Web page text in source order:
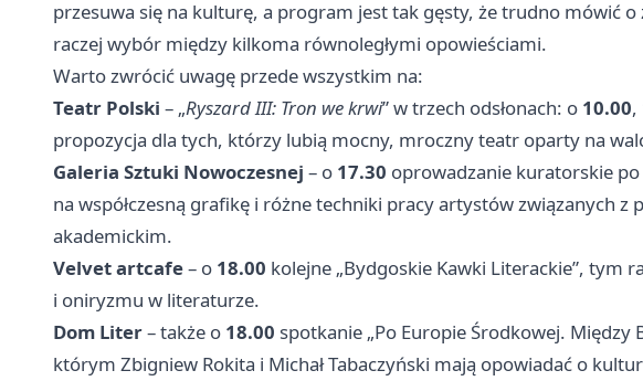
przesuwa się na kulturę, a program jest tak gęsty, że trudno mówić o
raczej wybór między kilkoma równoległymi opowieściami.
Warto zwrócić uwagę przede wszystkim na:
Teatr Polski – „Ryszard III: Tron we krwi” w trzech odsłonach: o 10.00,
propozycja dla tych, którzy lubią mocny, mroczny teatr oparty na
Galeria Sztuki Nowoczesnej – o 17.30 oprowadzanie kuratorskie po
na współczesną grafikę i różne techniki pracy artystów związanych
akademickim.
Velvet artcafe– o 18.00 kolejne „Bydgoskie Kawki Literackie”, tym
i oniryzmu w literaturze.
Dom Liter– także o 18.00 spotkanie „Po Europie Środkowej. Między
którym Zbigniew Rokita i Michał Tabaczyński mają opowiadać o